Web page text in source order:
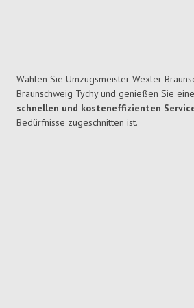
Wählen Sie Umzugsmeister Wexler
Braunschweig Tychy und genießen Sie
schnellen und kosteneffizienten
Bedürfnisse zugeschnitten ist.